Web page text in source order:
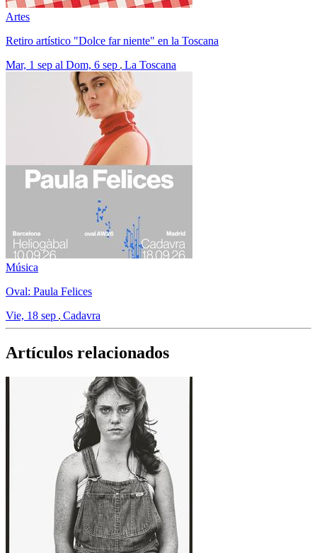
Artes
Retiro artístico "Dolce far niente" en la Toscana
Mar, 1 sep al Dom, 6 sep La Toscana
Música
Oval: Paula Felices
Vie, 18 sep Cadavra
Artículos relacionados